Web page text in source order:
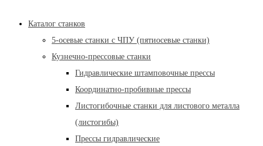
Каталог станков
5-осевые станки с ЧПУ (пятиосевые станки)
Кузнечно-прессовые станки
Гидравлические штамповочные прессы
Координатно-пробивные прессы
Листогибочные станки для листового металла
(листогибы)
Прессы гидравлические